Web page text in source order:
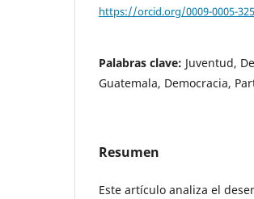
https://orcid.org/0009-0005-
Palabras clave: Juventud,
Guatemala, Democracia,
Resumen
Este artículo analiza el